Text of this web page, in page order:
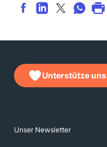
Unterstütze uns